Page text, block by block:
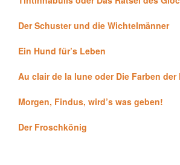
Der Schuster und die Wichtelmänner
Ein Hund für’s Leben
Au clair de la lune oder Die Farben der
Morgen, Findus, wird’s was geben!
Der Froschkönig